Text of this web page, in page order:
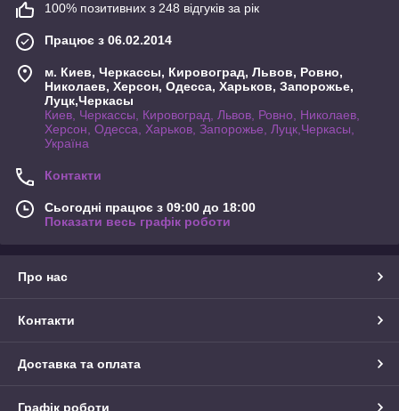
100% позитивних з 248 відгуків за рік
Працює з 06.02.2014
м. Киев, Черкассы, Кировоград, Львов, Ровно,
Николаев, Херсон, Одесса, Харьков, Запорожье,
Луцк,Черкасы
Киев, Черкассы, Кировоград, Львов, Ровно, Николаев,
Херсон, Одесса, Харьков, Запорожье, Луцк,Черкасы,
Україна
Контакти
Сьогодні працює з 09:00 до 18:00
Показати весь графік роботи
Про нас
Контакти
Доставка та оплата
Графік роботи